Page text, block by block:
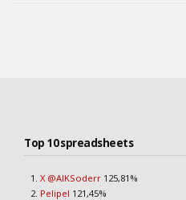
Top 10 spreadsheets
X @AIKSoderr 125,81%
Pelipel 121,45%